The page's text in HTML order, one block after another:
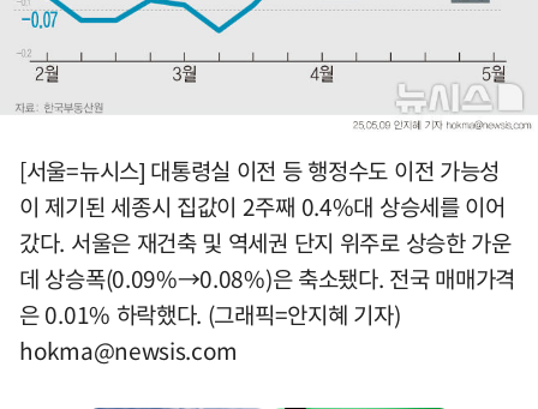
[서울=뉴시스] 대통령실 이전 등 행정수도 이전 가능성
이 제기된 세종시 집값이 2주째 0.4%대 상승세를 이어
갔다. 서울은 재건축 및 역세권 단지 위주로 상승한 가운
데 상승폭(0.09%→0.08%)은 축소됐다. 전국 매매가격
은 0.01% 하락했다. (그래픽=안지혜 기자)
hokma@newsis.com